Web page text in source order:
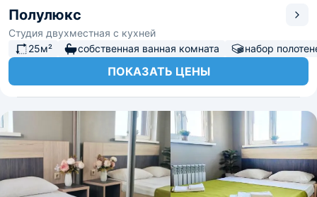
Полулюкс
Студия двухместная с кухней
25м²
собственная ванная комната набор
ПОКАЗАТЬ ЦЕНЫ